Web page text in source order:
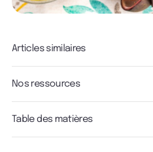
Articles similaires
Nos ressources
Table des matières